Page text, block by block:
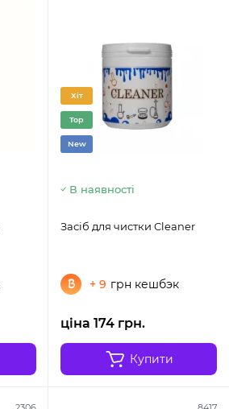
Хіт
Top
New
В наявності
Засіб для чистки Cleaner
+ 9 грн кешбэк
ціна 174 грн.
Купити